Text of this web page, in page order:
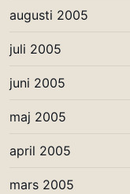
augusti 2005
juli 2005
juni 2005
maj 2005
april 2005
mars 2005